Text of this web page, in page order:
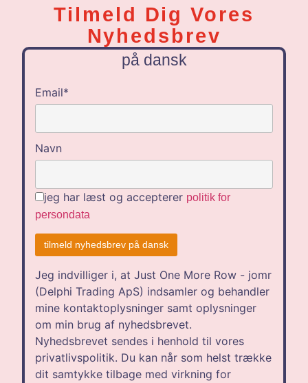
NL
Tilmeld Dig Vores
Nyhedsbrev
på dansk
Email*
Navn
jeg har læst og accepterer politik for
persondata
Jeg indvilliger i, at Just One More Row - jomr
(Delphi Trading ApS) indsamler og behandler
mine kontaktoplysninger samt oplysninger
om min brug af nyhedsbrevet.
Nyhedsbrevet sendes i henhold til vores
privatlivspolitik. Du kan når som helst trække
dit samtykke tilbage med virkning for